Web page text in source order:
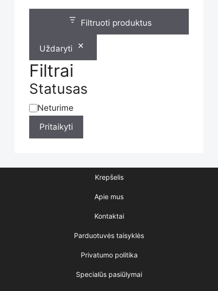
chosen
on
the
product
Filtruoti produktus
Uždaryti
Filtrai
Statusas
Statusas
Neturime
Pritaikyti
Krepšelis
Apie mus
Kontaktai
Parduotuvės taisyklės
Privatumo politika
Specialūs pasiūlymai